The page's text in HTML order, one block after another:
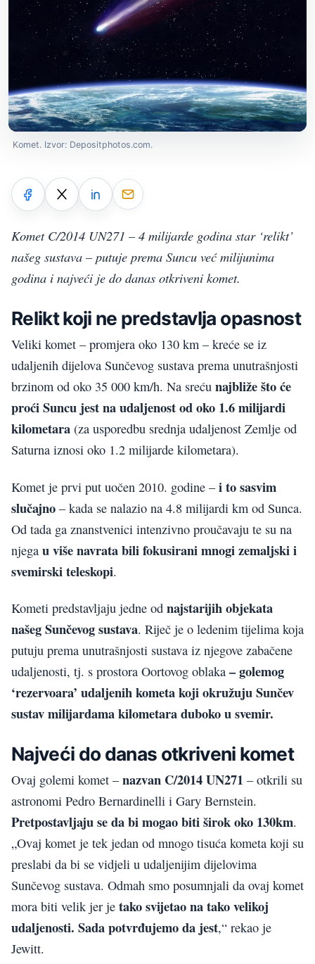
Komet. Izvor: Depositphotos.com.
Komet C/2014 UN271 – 4 milijarde godina star ‘relikt’
našeg sustava – putuje prema Suncu već milijunima
godina i najveći je do danas otkriveni komet.
Relikt koji ne predstavlja opasnost
Veliki komet – promjera oko 130 km – kreće se iz
udaljenih dijelova Sunčevog sustava prema unutrašnjosti
brzinom od oko 35 000 km/h. Na sreću najbliže što će
proći Suncu jest na udaljenost od oko 1.6 milijardi
kilometara (za usporedbu srednja udaljenost Zemlje od
Saturna iznosi oko 1.2 milijarde kilometara).
Komet je prvi put uočen 2010. godine –i to sasvim
slučajno – kada se nalazio na 4.8 milijardi km od Sunca.
Od tada ga znanstvenici intenzivno proučavaju te su na
njega u više navrata bili fokusirani mnogi zemaljski i
svemirski teleskopi.
Kometi predstavljaju jedne od najstarijih objekata
našeg Sunčevog sustava. Riječ je o ledenim tijelima koja
putuju prema unutrašnjosti sustava iz njegove zabačene
udaljenosti, tj. s prostora Oortovog oblaka – golemog
‘rezervoara’ udaljenih kometa koji okružuju Sunčev
sustav milijardama kilometara duboko u svemir.
Najveći do danas otkriveni komet
Ovaj golemi komet –nazvan C/2014 UN271 – otkrili su
astronomi Pedro Bernardinelli i Gary Bernstein.
Pretpostavljaju se da bi mogao biti širok oko 130km.
„Ovaj komet je tek jedan od mnogo tisuća kometa koji su
preslabi da bi se vidjeli u udaljenijim dijelovima
Sunčevog sustava. Odmah smo posumnjali da ovaj komet
mora biti velik jer je tako svijetao na tako velikoj
udaljenosti. Sada potvrđujemo da jest,“ rekao je
Jewitt.